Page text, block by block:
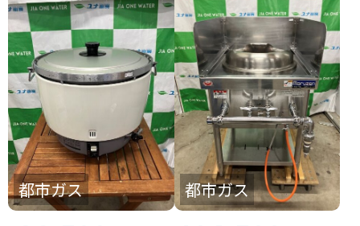
都市ガス 都市ガス